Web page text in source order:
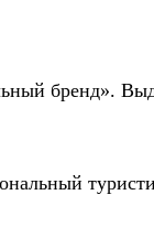
бренд».